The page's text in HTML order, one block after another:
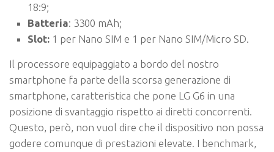
18:9;
Batteria: 3300 mAh;
Slot: 1 per Nano SIM e 1 per Nano SIM/Micro SD.
Il processore equipaggiato a bordo del nostro
smartphone fa parte della scorsa generazione di
smartphone, caratteristica che pone LG G6 in una
posizione di svantaggio rispetto ai diretti concorrenti.
Questo, però, non vuol dire che il dispositivo non possa
godere comunque di prestazioni elevate. I benchmark,